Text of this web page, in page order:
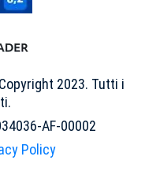
2023. Tutti i
AF-00002
Policy